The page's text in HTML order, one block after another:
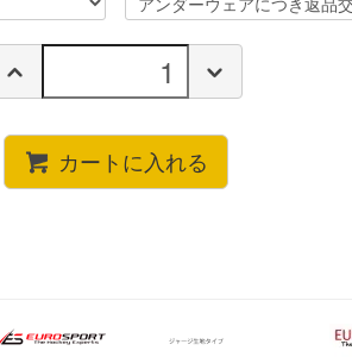
カートに入れる